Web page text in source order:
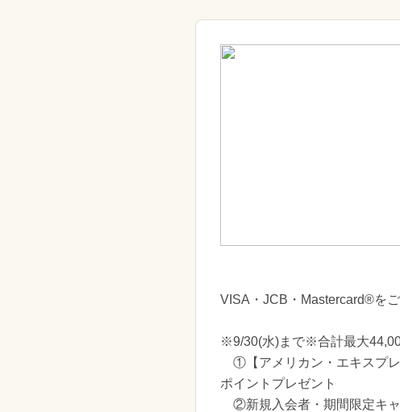
VISA・JCB・Mastercard®を
※9/30(水)まで※合計最大
①【アメリカン・エキスプレ
ポイントプレゼント
②新規入会者・期間限定キャ